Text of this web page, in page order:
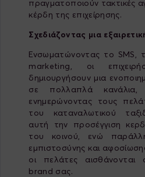
πραγματοποιούν τακτικές
κέρδη της επιχείρησης.
Σχεδιάζοντας μια
Ενσωματώνοντας το SMS,
marketing, οι
δημιουργήσουν μια
σε πολλαπλά κανάλια,
ενημερώνοντας τους
του καταναλωτικού
αυτή την προσέγγιση
του κοινού, ενώ
εμπιστοσύνης και
οι πελάτες αισθάνονται
brand σας.